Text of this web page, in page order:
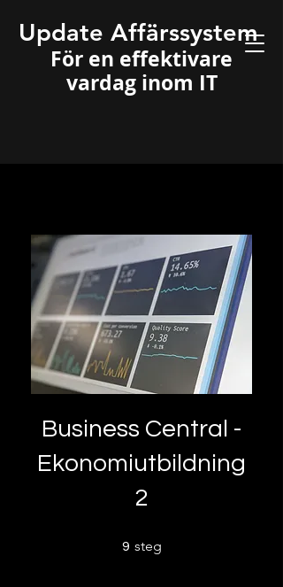
Update Affärssystem
För en effektivare
vardag inom IT
Business Central -
Ekonomiutbildning
2
9 steg